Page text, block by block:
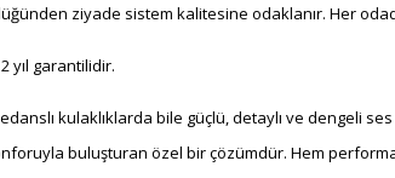
ziyade sistem kalitesine odaklanır. Her
yıl garantilidir.
kulaklıklarda bile güçlü, detaylı ve dengeli
buluşturan özel bir çözümdür. Hem